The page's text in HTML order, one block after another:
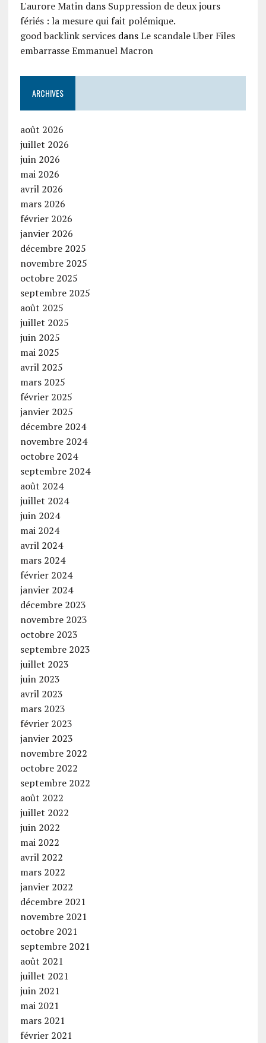
L'aurore Matindans Suppression de deux jours
fériés : la mesure qui fait polémique.
good backlink servicesdansLe scandale Uber Files
embarrasse Emmanuel Macron
ARCHIVES
août 2026
juillet 2026
juin 2026
mai 2026
avril 2026
mars 2026
février 2026
janvier 2026
décembre 2025
novembre 2025
octobre 2025
septembre 2025
août 2025
juillet 2025
juin 2025
mai 2025
avril 2025
mars 2025
février 2025
janvier 2025
décembre 2024
novembre 2024
octobre 2024
septembre 2024
août 2024
juillet 2024
juin 2024
mai 2024
avril 2024
mars 2024
février 2024
janvier 2024
décembre 2023
novembre 2023
octobre 2023
septembre 2023
juillet 2023
juin 2023
avril 2023
mars 2023
février 2023
janvier 2023
novembre 2022
octobre 2022
septembre 2022
août 2022
juillet 2022
juin 2022
mai 2022
avril 2022
mars 2022
janvier 2022
décembre 2021
novembre 2021
octobre 2021
septembre 2021
août 2021
juillet 2021
juin 2021
mai 2021
mars 2021
février 2021